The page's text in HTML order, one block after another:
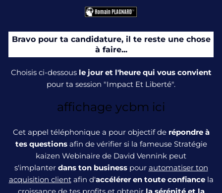
Bravo pour ta candidature, il te reste une chose
à faire...
Choisis ci-dessous le jour et l'heure qui vous convient
pour ta session "Impact Et Liberté".
affichage ycbm ici
Cet appel téléphonique a pour objectif de répondre à
tes questionsafin de vérifier si la fameuse Stratégie
kaizen Webinaire de David Vennink peut
s'implanter dans ton businesspour automatiser ton
acquisition clientafin d'accélérer en toute confiancela